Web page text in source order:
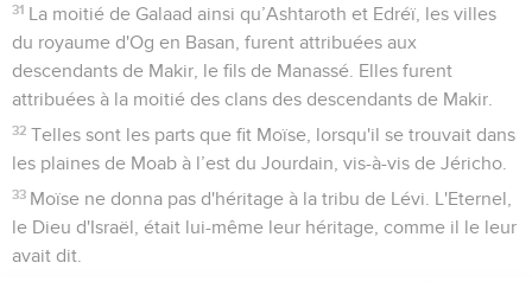
31 La moitié de Galaad ainsi qu’Ashtaroth et Edréï, les villes
du royaume d'Og en Basan, furent attribuées aux
descendants de Makir, le fils de Manassé. Elles furent
attribuées à la moitié des clans des descendants de Makir.
32 Telles sont les parts que fit Moïse, lorsqu'il se trouvait dans
les plaines de Moab à l’est du Jourdain, vis-à-vis de Jéricho.
33 Moïse ne donna pas d'héritage à la tribu de Lévi. L'Eternel,
le Dieu d'Israël, était lui-même leur héritage, comme il le leur
avait dit.